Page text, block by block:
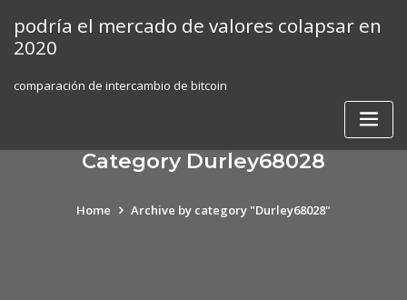
content
podría el mercado de valores colapsar en
2020
comparación de intercambio de bitcoin
Category Durley68028
Home Archive by category "Durley68028"